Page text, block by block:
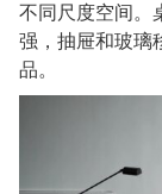
不同尺度空间。
强，抽屉和玻璃
品。